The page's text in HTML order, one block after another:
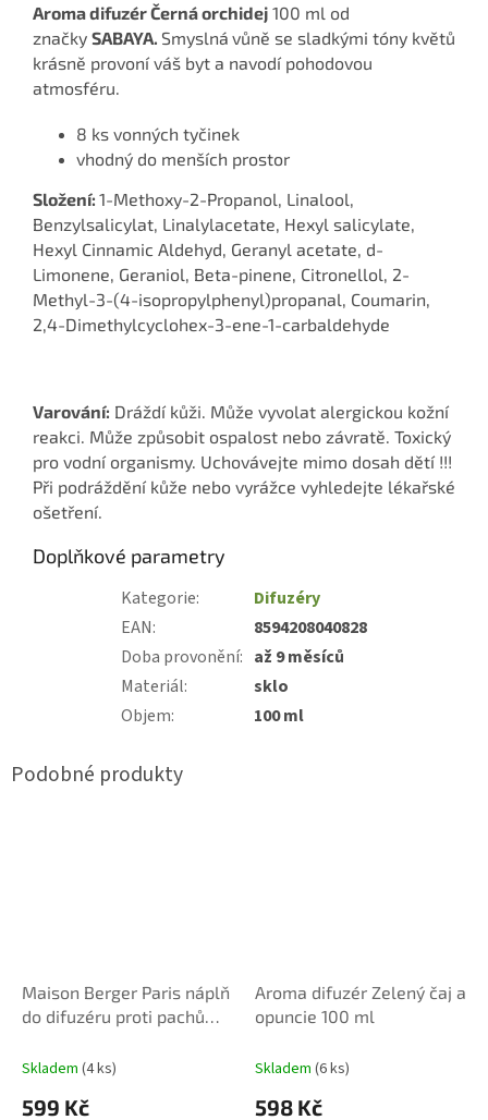
Aroma difuzér Černá orchidej 100 ml od
značky SABAYA. Smyslná vůně se sladkými tóny květů
krásně provoní váš byt a navodí pohodovou
atmosféru.
8 ks vonných tyčinek
vhodný do menších prostor
Složení: 1-Methoxy-2-Propanol, Linalool,
Benzylsalicylat, Linalylacetate, Hexyl salicylate,
Hexyl Cinnamic Aldehyd, Geranyl acetate, d-
Limonene, Geraniol, Beta-pinene, Citronellol, 2-
Methyl-3-(4-isopropylphenyl)propanal, Coumarin,
2,4-Dimethylcyclohex-3-ene-1-carbaldehyde
Varování: Dráždí kůži. Může vyvolat alergickou kožní
reakci. Může způsobit ospalost nebo závratě. Toxický
pro vodní organismy. Uchovávejte mimo dosah dětí !!!
Při podráždění kůže nebo vyrážce vyhledejte lékařské
ošetření.
Doplňkové parametry
Kategorie:
Difuzéry
EAN:
8594208040828
Doba provonění: až 9 měsíců
Materiál:
sklo
Objem: 100 ml
Maison Berger Paris náplň
do difuzéru proti pachům
Skladem (4 ks)
599 Kč
Aroma difuzér Zelený čaj a
opuncie 100 ml
Skladem (6 ks)
598 Kč